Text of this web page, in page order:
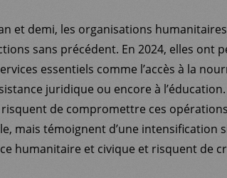
et demi, les organisations
sans précédent. En 2024, elles ont
essentiels comme l’accès à la
juridique ou encore à
de compromettre ces
mais témoignent d’une intensification
humanitaire et civique et risquent de